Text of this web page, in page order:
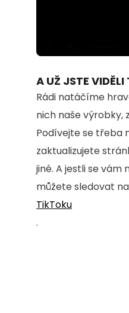
A UŽ JSTE VIDĚLI
Rádi natáčíme
nich naše výrobky,
Podívejte se třeba
zaktualizujete
jiné. A jestli se vám
můžete sledovat
TikToku
.